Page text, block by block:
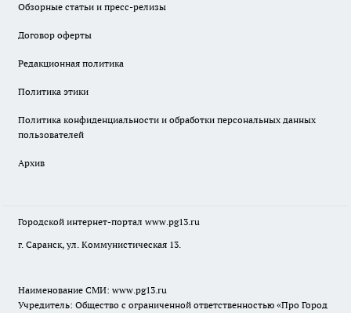
Обзорные статьи и пресс-релизы
Договор оферты
Редакционная политика
Политика этики
Политика конфиденциальности и обработки персональных данных
пользователей
Архив
Городской интернет-портал www.pg13.ru
г. Саранск, ул. Коммунистическая 13.
Наименование СМИ: www.pg13.ru
Учредитель: Общество с ограниченной ответственностью «Про Город